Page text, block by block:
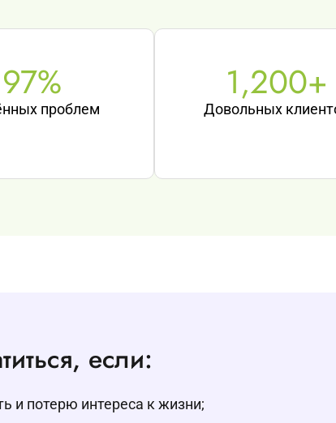
проблем
97%
Довольных
1,200+
если:
и потерю интереса к жизни;